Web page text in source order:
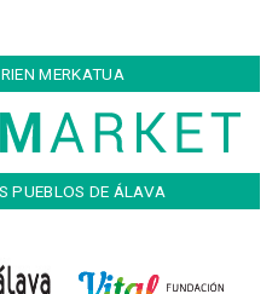
MERKATUA
PUEBLOS DE ÁLAVA